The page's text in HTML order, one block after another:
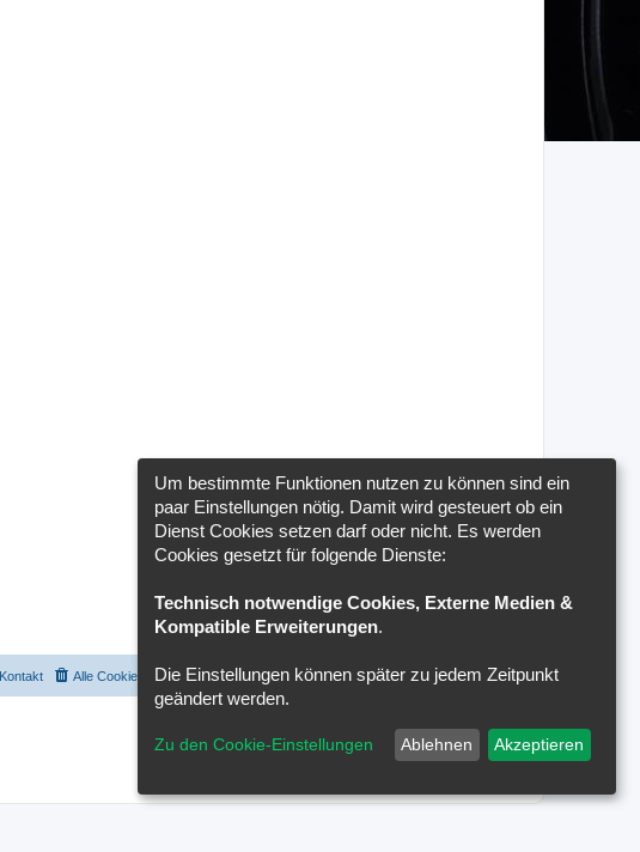
Alle Zeiten sindUTC+02:00
Cookie-Einstellungen
Alle Cookies löschen
Kontakt
Um bestimmte Funktionen nutzen zu können sind ein
paar Einstellungen nötig. Damit wird gesteuert ob ein
Dienst Cookies setzen darf oder nicht. Es werden
Cookies gesetzt für folgende Dienste:
Technisch notwendige Cookies, Externe Medien &
Kompatible Erweiterungen.
Die Einstellungen können später zu jedem Zeitpunkt
geändert werden.
Zu den Cookie-Einstellungen Ablehnen Akzeptieren